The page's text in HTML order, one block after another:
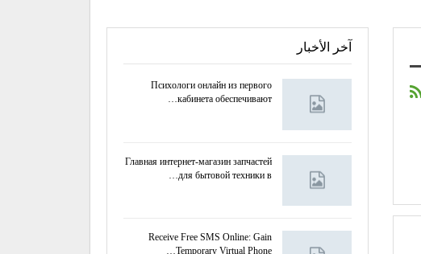
آخر الأخبار
Психологи онлайн из первого
кабинета обеспечивают…
Главная интернет-магазин запчастей
для бытовой техники в…
Receive Free SMS Online: Gain
Temporary Virtual Phone…